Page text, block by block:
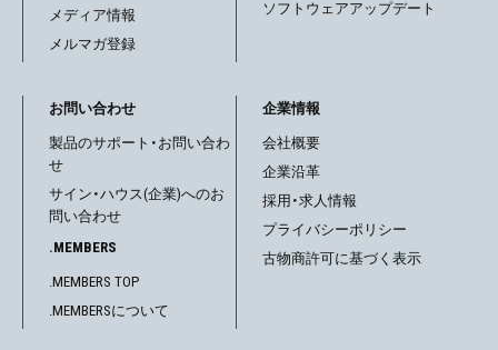
メディア情報
メルマガ登録
ソフトウェアアップデート
お問い合わせ
製品のサポート・お問い合わ
せ
サイン・ハウス(企業)へのお
問い合わせ
.MEMBERS
.MEMBERS TOP
.MEMBERSについて
企業情報
会社概要
企業沿革
採用・求人情報
プライバシーポリシー
古物商許可に基づく表示